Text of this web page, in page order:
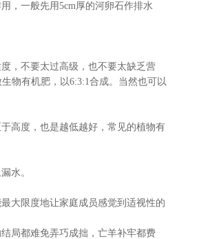
，一般先用5cm厚的河卵石作排水
，不要太过高级，也不要太缺乏营
物有机肥，以6:3:1合成。当然也可以
高度，也是越低越好，常见的植物有
水。
大限度地让家庭成员感觉到适视性的
局都难免弄巧成拙，亡羊补牢都费